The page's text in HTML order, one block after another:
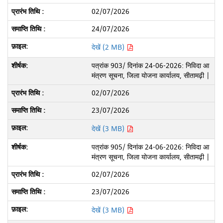
02/07/2026
24/07/2026
देखें (2 MB)
पत्रांक 903/ दिनांक 24-06-2026: निविदा आ
मंत्रण सूचना, जिला योजना कार्यालय, सीतामढ़ी |
02/07/2026
23/07/2026
देखें (3 MB)
पत्रांक 905/ दिनांक 24-06-2026: निविदा आ
मंत्रण सूचना, जिला योजना कार्यालय, सीतामढ़ी |
02/07/2026
23/07/2026
देखें (3 MB)